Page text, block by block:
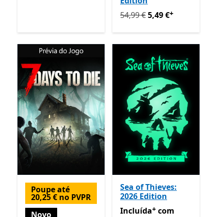
Originalmente 54,99 €
54,99 €5,49 €+
Poupe até
20,25 € no PVPR
Novo
Sea of Thieves:
2026 Edition
Incluída com Game Pass
Incluída+ com